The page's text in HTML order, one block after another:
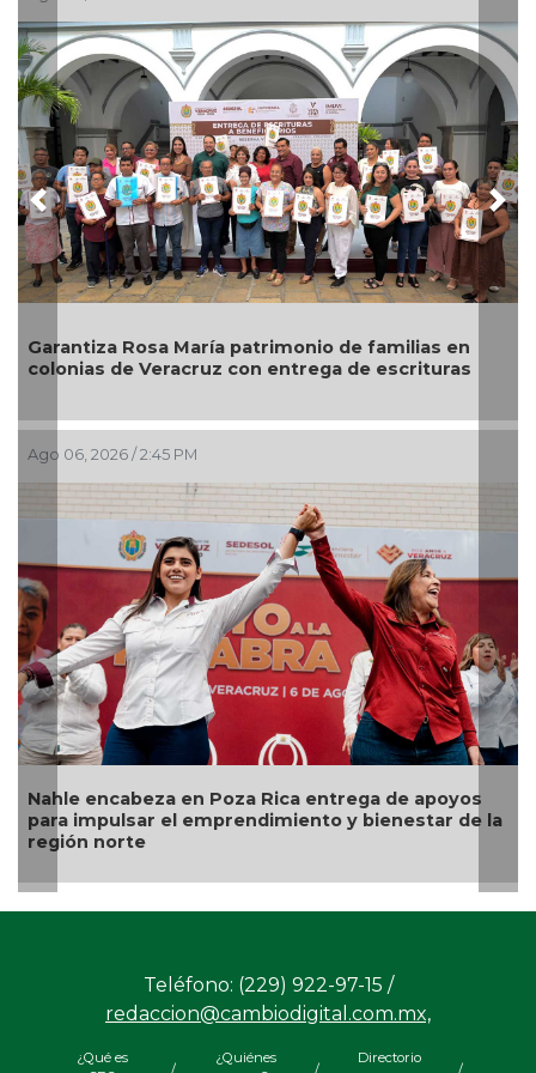
Rosa María patrimonio de familias en
Veracruz con entrega de escrituras
/ 2:45 PM
en Poza Rica entrega de apoyos
el emprendimiento y bienestar de la
Descarta
alcaldes de
Dictan 70
empleados
Previous
Teléfono: (229) 922-97-15 /
redaccion@cambiodigital.com.mx,
¿Qué es
/
¿Quiénes
/
Directorio
/